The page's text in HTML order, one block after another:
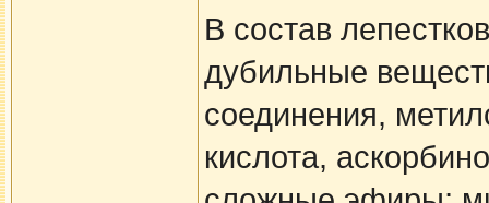
В состав
дубильные
соединения,
кислота,